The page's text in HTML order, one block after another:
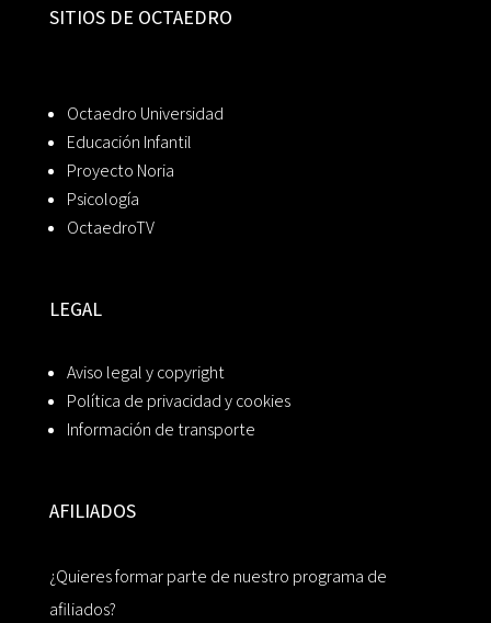
SITIOS DE OCTAEDRO
Octaedro Universidad
Educación Infantil
Proyecto Noria
Psicología
OctaedroTV
LEGAL
Aviso legal y copyright
Política de privacidad y cookies
Información de transporte
AFILIADOS
¿Quieres formar parte de nuestro programa de
afiliados?